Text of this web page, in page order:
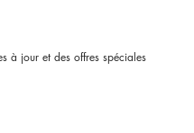
à jour et des offres spéciales